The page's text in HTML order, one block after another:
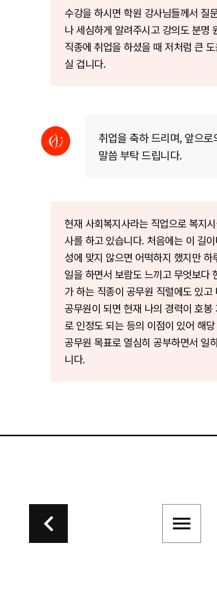
수강을 하시면 학원 강사님들께서 질
나 세심하게 알려주시고 강의도 분명
직종에 취업을 하셨을 때 저처럼 큰
실 겁니다.
취업을 축하 드리며, 앞으
말씀 부탁 드립니다.
현재 사회복지사라는 직업으로 복지
사를 하고 있습니다. 처음에는 이 길
성에 맞지 않으면 어떡하지 했지만 하
일을 하면서 보람도 느끼고 무엇보다
가 하는 직종이 공무원 직렬에도 있고
공무원이 되면 현재 나의 경력이 호봉
로 인정도 되는 등의 이점이 있어 해
공무원 목표로 열심히 공부하면서 일
니다.